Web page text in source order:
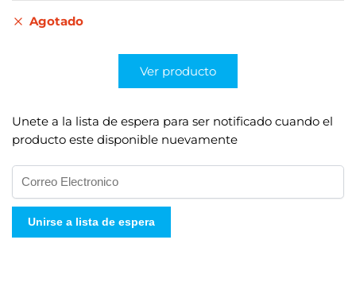
Agotado
Ver producto
Unete a la lista de espera para ser notificado cuando el
producto este disponible nuevamente
n
g
Unirse a lista de espera